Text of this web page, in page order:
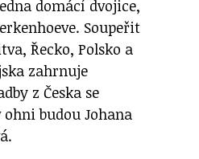
domácí dvojice,
Soupeřit
Řecko, Polsko a
zahrnuje
z Česka se
budou Johana